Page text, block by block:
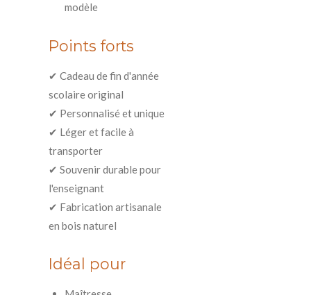
modèle
Points forts
✔ Cadeau de fin d'année
scolaire original
✔ Personnalisé et unique
✔ Léger et facile à
transporter
✔ Souvenir durable pour
l'enseignant
✔ Fabrication artisanale
en bois naturel
Idéal pour